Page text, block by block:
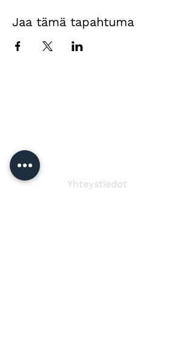
Jaa tämä tapahtuma
Yhteystiedot